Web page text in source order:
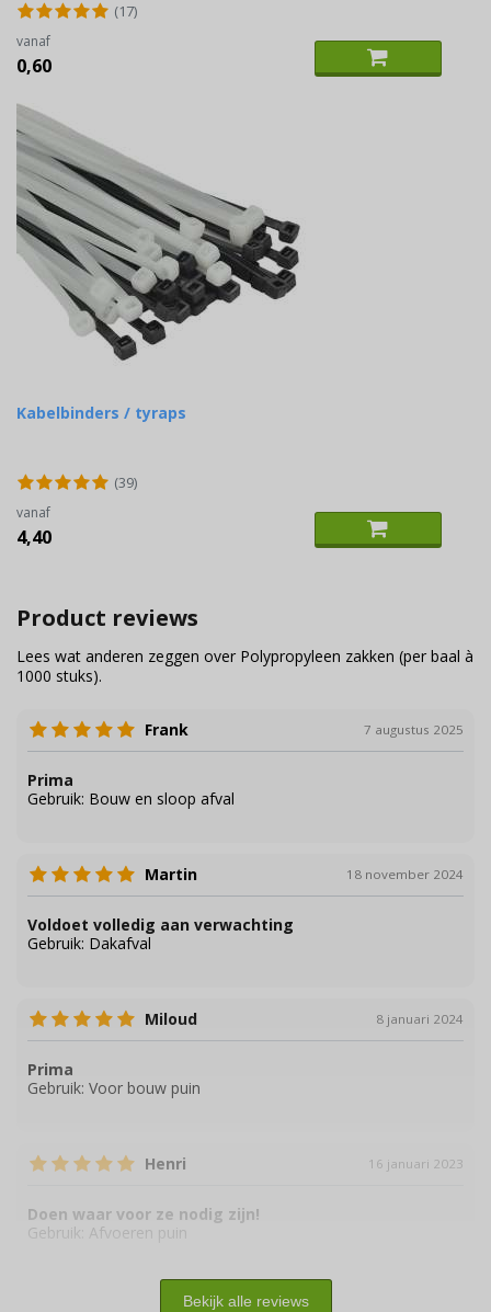
(17)
vanaf
0,60
Kabelbinders / tyraps
(39)
vanaf
4,40
Product reviews
Lees wat anderen zeggen over Polypropyleen zakken (per baal à
1000 stuks).
Frank 7 augustus 2025
Prima
Gebruik: Bouw en sloop afval
Martin 18 november 2024
Voldoet volledig aan verwachting
Gebruik: Dakafval
Miloud 8 januari 2024
Prima
Gebruik: Voor bouw puin
Henri 16 januari 2023
Doen waar voor ze nodig zijn!
Gebruik: Afvoeren puin
Bekijk alle reviews